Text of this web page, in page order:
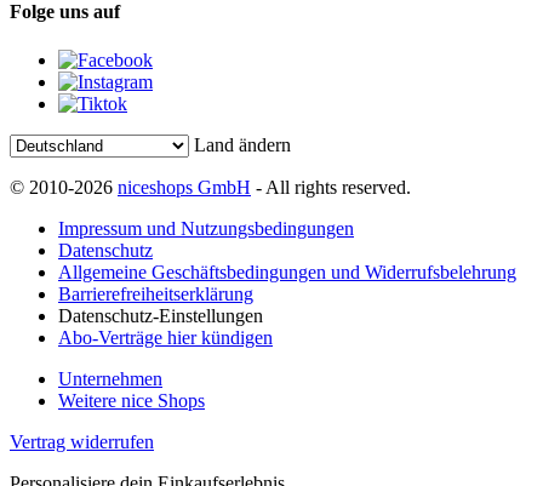
Folge uns auf
Land ändern
© 2010-2026 niceshops GmbH - All rights reserved.
Impressum und Nutzungsbedingungen
Datenschutz
Allgemeine Geschäftsbedingungen und Widerrufsbelehrung
Barrierefreiheitserklärung
Datenschutz-Einstellungen
Abo-Verträge hier kündigen
Unternehmen
Weitere nice Shops
Vertrag widerrufen